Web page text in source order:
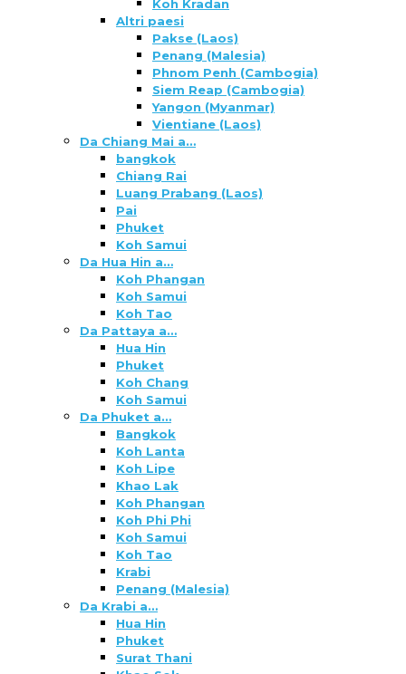
Koh Kradan
Altri paesi
Pakse (Laos)
Penang (Malesia)
Phnom Penh (Cambogia)
Siem Reap (Cambogia)
Yangon (Myanmar)
Vientiane (Laos)
Da Chiang Mai a…
bangkok
Chiang Rai
Luang Prabang (Laos)
Pai
Phuket
Koh Samui
Da Hua Hin a…
Koh Phangan
Koh Samui
Koh Tao
Da Pattaya a…
Hua Hin
Phuket
Koh Chang
Koh Samui
Da Phuket a…
Bangkok
Koh Lanta
Koh Lipe
Khao Lak
Koh Phangan
Koh Phi Phi
Koh Samui
Koh Tao
Krabi
Penang (Malesia)
Da Krabi a…
Hua Hin
Phuket
Surat Thani